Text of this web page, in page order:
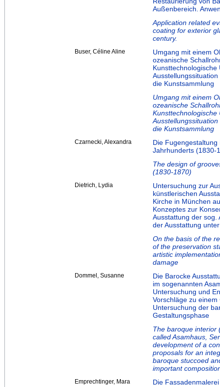
Außenbereich.
Application related
coating for exterior
century.
Buser, Céline Aline
Umgang mit einem
ozeanische
die Kunstsammlung
Umgang mit einem
ozeanische
die Kunstsammlung
Czarnecki, Alexandra
Die
Jahrhunderts (1830-
The design of
(1830-1870)
Dietrich, Lydia
Untersuchung zur
künstlerischen
Kirche in München
Konzeptes zur
Ausstattung der sog.
der Ausstattung
On the basis of the
of the preservation
artistic
damage
Dommel, Susanne
Die Barocke
im sogenannten
Untersuchung und
Vorschläge zu
Untersuchung der
Gestaltungsphase
The baroque interior
called Asamhaus,
development of a
proposals for an
baroque stuccoed
important
Emprechtinger, Mara
Die